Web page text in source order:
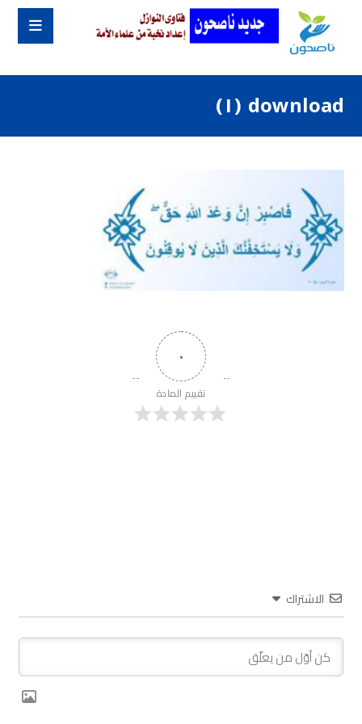
download (١)
٠
تقييم المادة
الاشتراك